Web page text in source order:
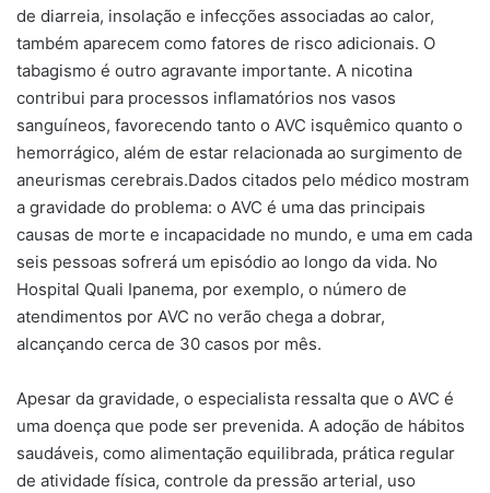
de diarreia, insolação e infecções associadas ao calor,
também aparecem como fatores de risco adicionais. O
tabagismo é outro agravante importante. A nicotina
contribui para processos inflamatórios nos vasos
sanguíneos, favorecendo tanto o AVC isquêmico quanto o
hemorrágico, além de estar relacionada ao surgimento de
aneurismas cerebrais.Dados citados pelo médico mostram
a gravidade do problema: o AVC é uma das principais
causas de morte e incapacidade no mundo, e uma em cada
seis pessoas sofrerá um episódio ao longo da vida. No
Hospital Quali Ipanema, por exemplo, o número de
atendimentos por AVC no verão chega a dobrar,
alcançando cerca de 30 casos por mês.
Apesar da gravidade, o especialista ressalta que o AVC é
uma doença que pode ser prevenida. A adoção de hábitos
saudáveis, como alimentação equilibrada, prática regular
de atividade física, controle da pressão arterial, uso